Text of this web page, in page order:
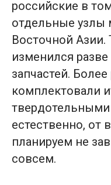
российские в
отдельные узлы
Восточной Азии.
изменился
запчастей.
комплектовали
естественно, от
планируем не
совсем.